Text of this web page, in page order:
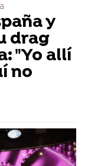
y
drag
"Yo allí
no